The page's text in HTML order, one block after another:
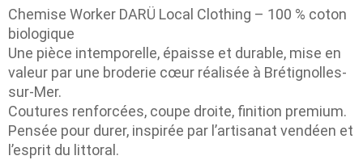
Chemise Worker DARÜ Local Clothing – 100 % coton
biologique
Une pièce intemporelle, épaisse et durable, mise en
valeur par une broderie cœur réalisée à Brétignolles-
sur-Mer.
Coutures renforcées, coupe droite, finition premium.
Pensée pour durer, inspirée par l’artisanat vendéen et
l’esprit du littoral.